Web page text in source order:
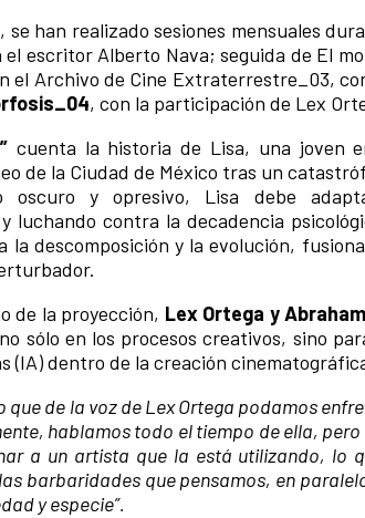
se han realizado sesiones mensuales
el escritor Alberto Nava; seguida de El
el Archivo de Cine Extraterrestre_03,
, con la participación de Lex
cuenta la historia de Lisa, una joven
de la Ciudad de México tras un
oscuro y opresivo, Lisa debe
luchando contra la decadencia
la descomposición y la evolución,
de la proyección, Lex Ortega y
sólo en los procesos creativos, sino
(IA) dentro de la creación
que de la voz de Lex Ortega podamos
hablamos todo el tiempo de ella,
a un artista que la está utilizando, lo
barbaridades que pensamos, en
y especie”.